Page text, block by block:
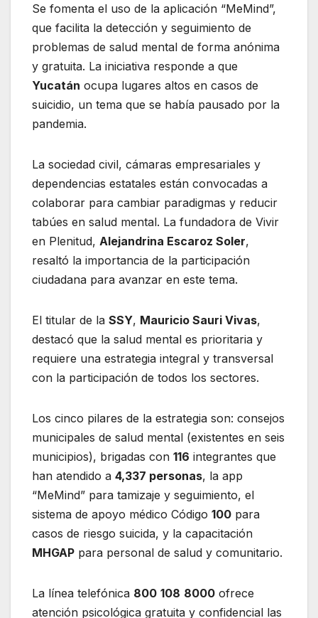
Se fomenta el uso de la aplicación “MeMind”,
que facilita la detección y seguimiento de
problemas de salud mental de forma anónima
y gratuita. La iniciativa responde a que
Yucatán ocupa lugares altos en casos de
suicidio, un tema que se había pausado por la
pandemia.
La sociedad civil, cámaras empresariales y
dependencias estatales están convocadas a
colaborar para cambiar paradigmas y reducir
tabúes en salud mental. La fundadora de Vivir
en Plenitud, Alejandrina Escaroz Soler,
resaltó la importancia de la participación
ciudadana para avanzar en este tema.
El titular de la SSY, Mauricio Sauri Vivas,
destacó que la salud mental es prioritaria y
requiere una estrategia integral y transversal
con la participación de todos los sectores.
Los cinco pilares de la estrategia son: consejos
municipales de salud mental (existentes en seis
municipios), brigadas con 116 integrantes que
han atendido a 4,337 personas, la app
“MeMind” para tamizaje y seguimiento, el
sistema de apoyo médico Código 100 para
casos de riesgo suicida, y la capacitación
MHGAP para personal de salud y comunitario.
La línea telefónica 800 108 8000 ofrece
atención psicológica gratuita y confidencial las